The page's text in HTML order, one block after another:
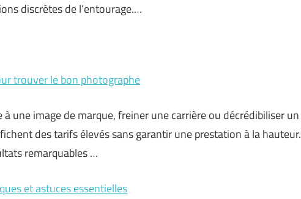
discrètes de l’entourage.…
trouver le bon photographe
une image de marque, freiner une carrière ou décrédibiliser un
des tarifs élevés sans garantir une prestation à la hauteur.
remarquables …
et astuces essentielles